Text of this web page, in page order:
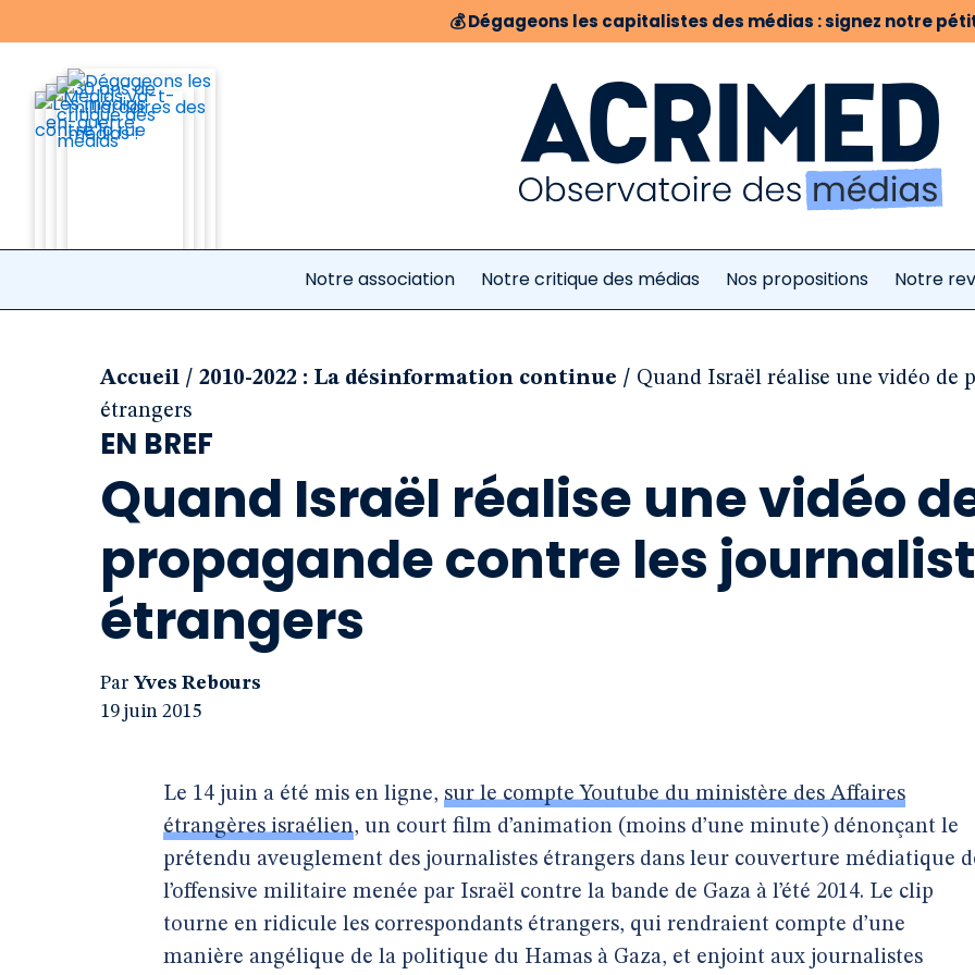
💰Dégageons les capitalistes des médias : signez notre
Notre association Notre critique des médias Nos propositions Notre
Accueil / 2010-2022 : La désinformation continue / Quand Israël réalise une vidéo de
étrangers
EN BREF
Quand Israël réalise une vidéo
propagande contre les
étrangers
Par Yves Rebours
19 juin 2015
Le 14 juin a été mis en ligne, sur le compte Youtube du ministère des Affaires
étrangères israélien, un court film d’animation (moins d’une minute) dénonçant le
prétendu aveuglement des journalistes étrangers dans leur couverture médiatique
l’offensive militaire menée par Israël contre la bande de Gaza à l’été 2014. Le clip
tourne en ridicule les correspondants étrangers, qui rendraient compte d’une
manière angélique de la politique du Hamas à Gaza, et enjoint aux journalistes